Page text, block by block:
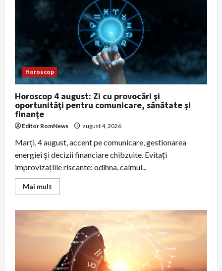
importante
relații
Horoscop
Horoscop 4 august: Zi cu provocări şi
oportunităţi pentru comunicare, sănătate şi
finanţe
Editor RomNews august 4, 2026
Marţi, 4 august, accent pe comunicare, gestionarea
energiei şi decizii financiare chibzuite. Evitaţi
improvizaţiile riscante: odihna, calmul...
Mai mult
more
provocări
oportunităţi
pentru
comunicare,